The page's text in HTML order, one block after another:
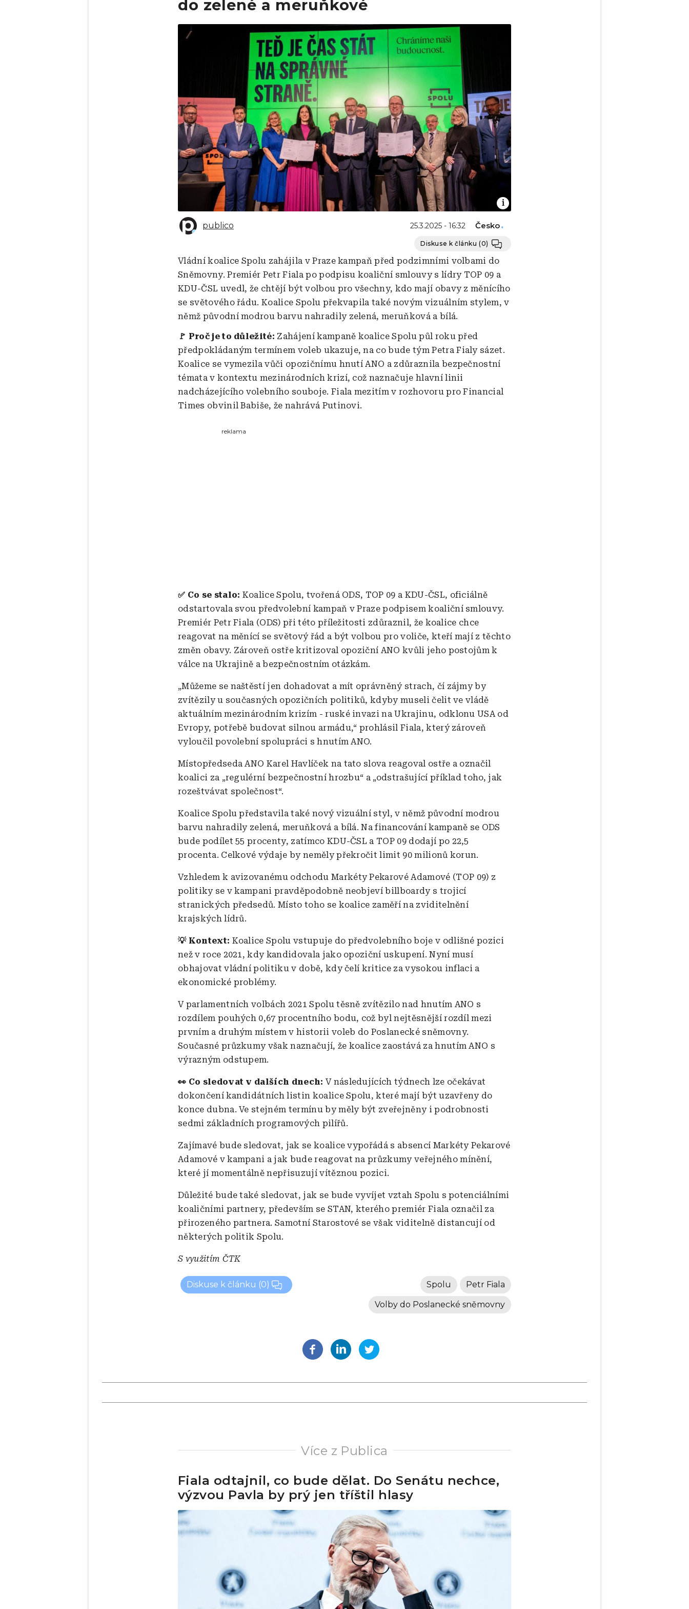
do zelené a meruňkové
Obrázek
publico 25.3.2025 - 16:32 Česko
Diskuse k článku(0)
Vládní koalice Spolu zahájila v Praze kampaň před podzimními volbami do
Sněmovny. Premiér Petr Fiala po podpisu koaliční smlouvy s lídry TOP 09 a
KDU-ČSL uvedl, že chtějí být volbou pro všechny, kdo mají obavy z měnícího
se světového řádu. Koalice Spolu překvapila také novým vizuálním stylem, v
němž původní modrou barvu nahradily zelená, meruňková a bílá.
🚩 Proč je to důležité: Zahájení kampaně koalice Spolu půl roku před
předpokládaným termínem voleb ukazuje, na co bude tým Petra Fialy sázet.
Koalice se vymezila vůči opozičnímu hnutí ANO a zdůraznila bezpečnostní
témata v kontextu mezinárodních krizí, což naznačuje hlavní linii
nadcházejícího volebního souboje. Fiala mezitím v rozhovoru pro Financial
Times obvinil Babiše, že nahrává Putinovi.
reklama
✅ Co se stalo: Koalice Spolu, tvořená ODS, TOP 09 a KDU-ČSL, oficiálně
odstartovala svou předvolební kampaň v Praze podpisem koaliční smlouvy.
Premiér Petr Fiala (ODS) při této příležitosti zdůraznil, že koalice chce
reagovat na měnící se světový řád a být volbou pro voliče, kteří mají z těchto
změn obavy. Zároveň ostře kritizoval opoziční ANO kvůli jeho postojům k
válce na Ukrajině a bezpečnostním otázkám.
„Můžeme se naštěstí jen dohadovat a mít oprávněný strach, čí zájmy by
zvítězily u současných opozičních politiků, kdyby museli čelit ve vládě
aktuálním mezinárodním krizím - ruské invazi na Ukrajinu, odklonu USA od
Evropy, potřebě budovat silnou armádu,“ prohlásil Fiala, který zároveň
vyloučil povolební spolupráci s hnutím ANO.
Místopředseda ANO Karel Havlíček na tato slova reagoval ostře a označil
koalici za „regulérní bezpečnostní hrozbu“ a „odstrašující příklad toho, jak
rozeštvávat společnost“.
Koalice Spolu představila také nový vizuální styl, v němž původní modrou
barvu nahradily zelená, meruňková a bílá. Na financování kampaně se ODS
bude podílet 55 procenty, zatímco KDU-ČSL a TOP 09 dodají po 22,5
procenta. Celkové výdaje by neměly překročit limit 90 milionů korun.
Vzhledem k avizovanému odchodu Markéty Pekarové Adamové (TOP 09) z
politiky se v kampani pravděpodobně neobjeví billboardy s trojicí
stranických předsedů. Místo toho se koalice zaměří na zviditelnění
krajských lídrů.
💡 Kontext: Koalice Spolu vstupuje do předvolebního boje v odlišné pozici
než v roce 2021, kdy kandidovala jako opoziční uskupení. Nyní musí
obhajovat vládní politiku v době, kdy čelí kritice za vysokou inflaci a
ekonomické problémy.
V parlamentních volbách 2021 Spolu těsně zvítězilo nad hnutím ANO s
rozdílem pouhých 0,67 procentního bodu, což byl nejtěsnější rozdíl mezi
prvním a druhým místem v historii voleb do Poslanecké sněmovny.
Současné průzkumy však naznačují, že koalice zaostává za hnutím ANO s
výrazným odstupem.
👀 Co sledovat v dalších dnech: V následujících týdnech lze očekávat
dokončení kandidátních listin koalice Spolu, které mají být uzavřeny do
konce dubna. Ve stejném termínu by měly být zveřejněny i podrobnosti
sedmi základních programových pilířů.
Zajímavé bude sledovat, jak se koalice vypořádá s absencí Markéty Pekarové
Adamové v kampani a jak bude reagovat na průzkumy veřejného mínění,
které jí momentálně nepřisuzují vítěznou pozici.
Důležité bude také sledovat, jak se bude vyvíjet vztah Spolu s potenciálními
koaličními partnery, především se STAN, kterého premiér Fiala označil za
přirozeného partnera. Samotní Starostové se však viditelně distancují od
některých politik Spolu.
S využitím ČTK
Diskuse k článku (0) Petr Fiala
Spolu
Volby do Poslanecké sněmovny
Více z Publica
Fiala odtajnil, co bude dělat. Do Senátu nechce,
výzvou Pavla by prý jen tříštil hlasy